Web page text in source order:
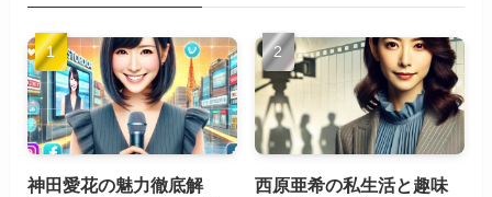
神田愛花の魅力徹底解
西原亜希の私生活と趣味